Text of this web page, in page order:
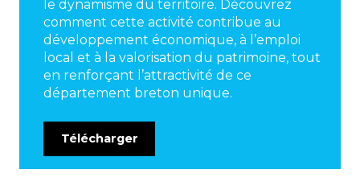
le dynamisme du territoire. Découvrez
comment cette activité contribue au
développement économique, à l’emploi
local et à la valorisation du patrimoine, tout
en renforçant l’attractivité de ce
département breton unique.
Télécharger